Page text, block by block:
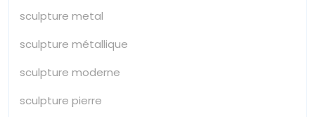
sculpture metal
sculpture métallique
sculpture moderne
sculpture pierre